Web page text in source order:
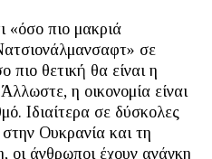
«όσο πιο μακριά
σε
πιο θετική θα είναι η
η οικονομία είναι
Ιδιαίτερα σε δύσκολες
Ουκρανία και τη
άνθρωποι έχουν ανάγκη